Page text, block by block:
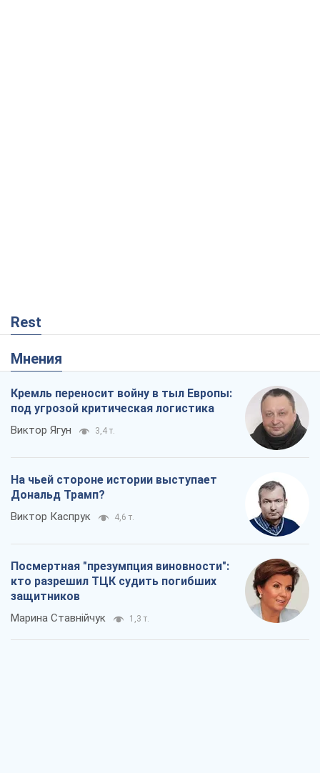
Rest
Мнения
Кремль переносит войну в тыл Европы:
под угрозой критическая логистика
Виктор Ягун 3,4 т.
На чьей стороне истории выступает
Дональд Трамп?
Виктор Каспрук 4,6 т.
Посмертная "презумпция виновности":
кто разрешил ТЦК судить погибших
защитников
Марина Ставнійчук 1,3 т.